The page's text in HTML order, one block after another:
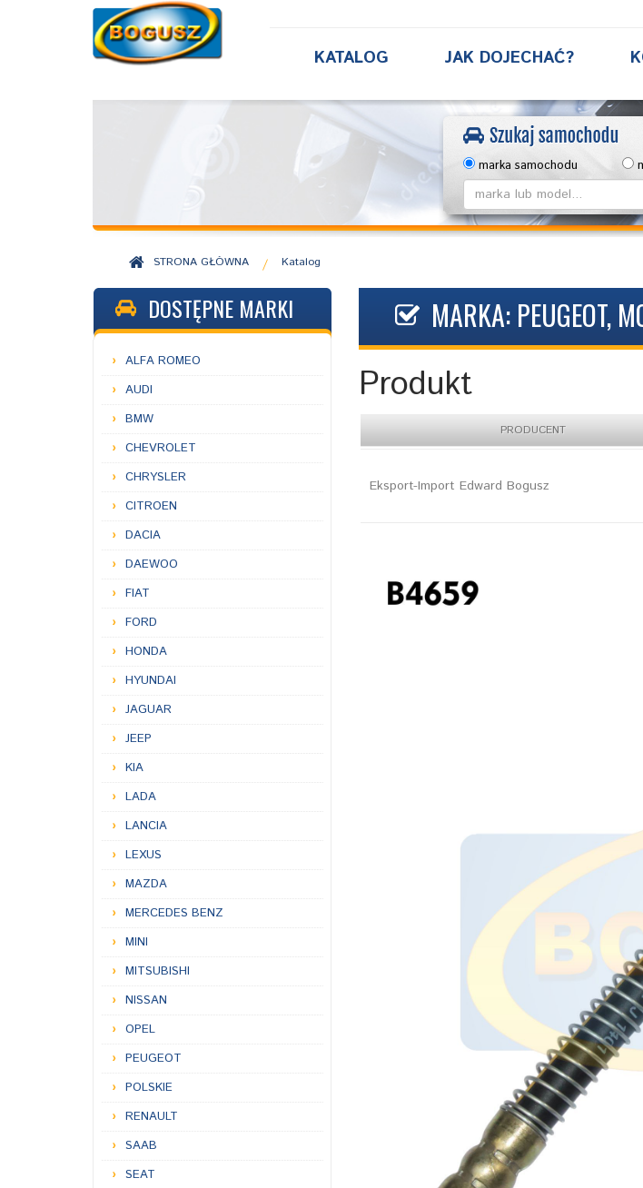
KATALOG JAK DOJECHAĆ?
marka samochodu
STRONA GŁÓWNA / Katalog
DOSTĘPNE MARKI
ALFA ROMEO
AUDI
BMW
CHEVROLET
CHRYSLER
CITROEN
DACIA
DAEWOO
FIAT
FORD
HONDA
HYUNDAI
JAGUAR
JEEP
KIA
LADA
LANCIA
LEXUS
MAZDA
MERCEDES BENZ
MINI
MITSUBISHI
NISSAN
OPEL
PEUGEOT
POLSKIE
RENAULT
SAAB
SEAT
MARKA: PEUGEOT,
Produkt
PRODUCENT
Eksport-Import Edward Bogusz